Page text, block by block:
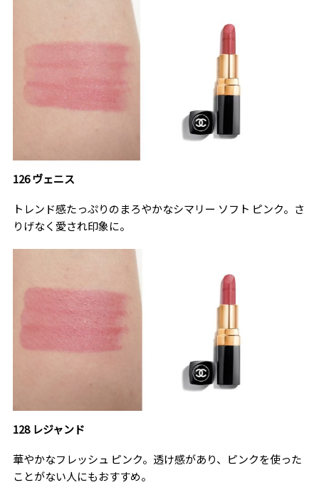
126 ヴェニス
トレンド感たっぷりのまろやかなシマリー ソフト ピンク。さ
りげなく愛され印象に。
128 レジャンド
華やかなフレッシュ ピンク。透け感があり、ピンクを使った
ことがない人にもおすすめ。